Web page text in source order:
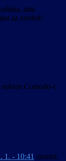
ami
az eredeti!
Comodo-t
1. - 10:41 szerint: